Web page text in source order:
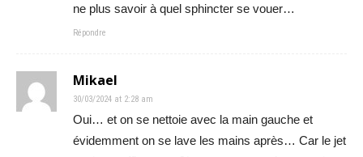
ne plus savoir à quel sphincter se vouer…
Répondre
Mikael
30/03/2024 at 2:28 am
Oui… et on se nettoie avec la main gauche et
évidemment on se lave les mains après… Car le jet